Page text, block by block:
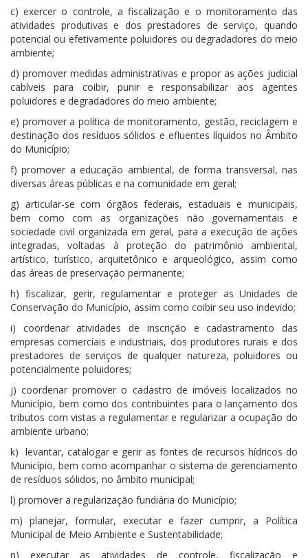
c) exercer o controle, a fiscalização e o monitoramento das
atividades produtivas e dos prestadores de serviço, quando
potencial ou efetivamente poluidores ou degradadores do meio
ambiente;
d) promover medidas administrativas e propor as ações judicial
cabíveis para coibir, punir e responsabilizar aos agentes
poluidores e degradadores do meio ambiente;
e) promover a política de monitoramento, gestão, reciclagem e
destinação dos resíduos sólidos e efluentes líquidos no Âmbito
do Município;
f) promover a educação ambiental, de forma transversal, nas
diversas áreas públicas e na comunidade em geral;
g) articular-se com órgãos federais, estaduais e municipais,
bem como com as organizações não governamentais e
sociedade civil organizada em geral, para a execução de ações
integradas, voltadas à proteção do patrimônio ambiental,
artístico, turístico, arquitetônico e arqueológico, assim como
das áreas de preservação permanente;
h) fiscalizar, gerir, regulamentar e proteger as Unidades de
Conservação do Município, assim como coibir seu uso indevido;
i) coordenar atividades de inscrição e cadastramento das
empresas comerciais e industriais, dos produtores rurais e dos
prestadores de serviços de qualquer natureza, poluidores ou
potencialmente poluidores;
j) coordenar promover o cadastro de imóveis localizados no
Município, bem como dos contribuintes para o lançamento dos
tributos com vistas a regulamentar e regularizar a ocupação do
ambiente urbano;
k) levantar, catalogar e gerir as fontes de recursos hídricos do
Município, bem como acompanhar o sistema de gerenciamento
de resíduos sólidos, no âmbito municipal;
l) promover a regularização fundiária do Município;
m) planejar, formular, executar e fazer cumprir, a Política
Municipal de Meio Ambiente e Sustentabilidade;
n) executar as atividades de controle, fiscalização e